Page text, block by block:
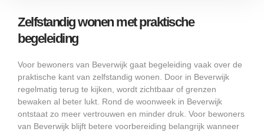
Zelfstandig wonen met praktische
begeleiding
Voor bewoners van Beverwijk gaat begeleiding vaak over de
praktische kant van zelfstandig wonen. Door in Beverwijk
regelmatig terug te kijken, wordt zichtbaar of grenzen
bewaken al beter lukt. Rond de woonweek in Beverwijk
ontstaat zo meer vertrouwen en minder druk. Voor bewoners
van Beverwijk blijft betere voorbereiding belangrijk wanneer